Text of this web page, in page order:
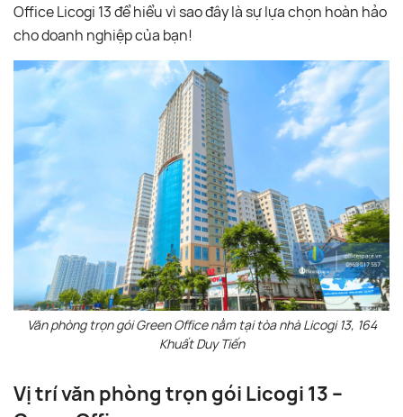
Office Licogi 13 để hiểu vì sao đây là sự lựa chọn hoàn hảo
cho doanh nghiệp của bạn!
Văn phòng trọn gói Green Office nằm tại tòa nhà Licogi 13, 164
Khuất Duy Tiến
Vị trí văn phòng trọn gói Licogi 13 –